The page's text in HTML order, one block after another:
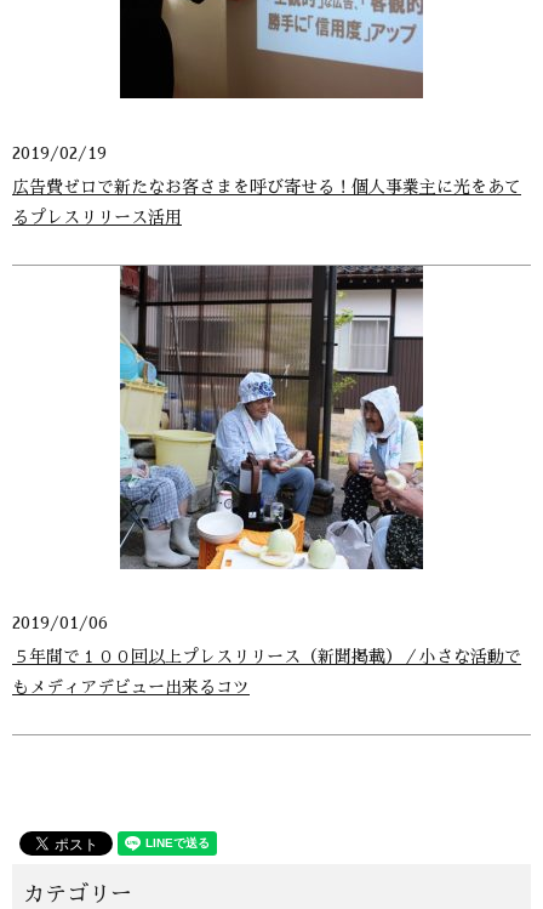
2019/02/19
広告費ゼロで新たなお客さまを呼び寄せる！個人事業主に光をあて
るプレスリリース活用
2019/01/06
５年間で１００回以上プレスリリース（新聞掲載）／小さな活動で
もメディアデビュー出来るコツ